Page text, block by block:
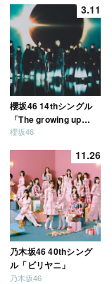
3.11
櫻坂46 14thシングル
「The growing up
train」
櫻坂46
11.26
乃木坂46 40thシング
ル「ビリヤニ」
乃木坂46